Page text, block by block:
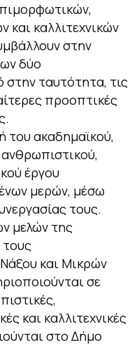
και καλλιτεχνικών
στην
δύο
ταυτότητα, τις
προοπτικές
του ακαδημαϊκού,
ανθρωπιστικού,
έργου
μερών, μέσω
τους.
μελών της
τους
και Μικρών
σε
και καλλιτεχνικές
στο Δήμο